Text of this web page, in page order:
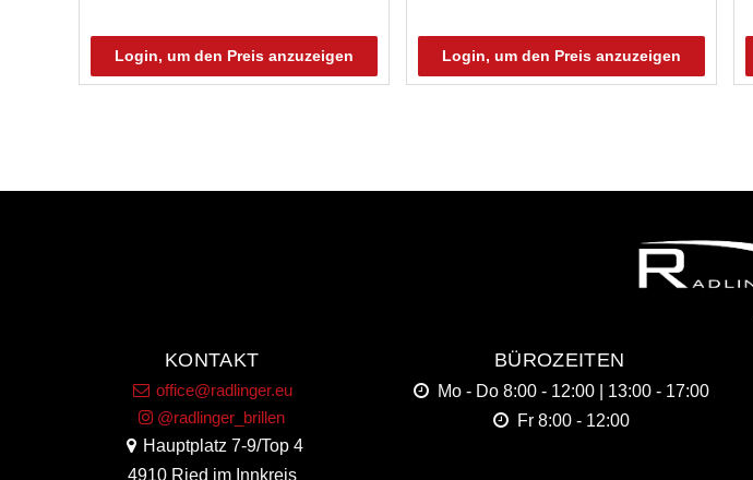
Login, um den Preis anzuzeigen Login, um den Preis anzuzeigen
KONTAKT
office@radlinger.eu
@radlinger_brillen
Hauptplatz 7-9/Top 4
4910 Ried im Innkreis
BÜROZEITEN
Mo - Do 8:00 - 12:00 | 13:00 - 17:00
Fr 8:00 - 12:00